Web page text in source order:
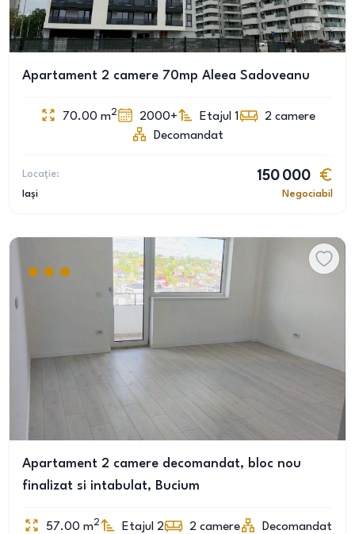
Apartament 2 camere 70mp Aleea Sadoveanu
70.00 m2 2000+ Etajul 1 2 camere
Decomandat
Locație:
Iași
150 000
Negociabil
Apartament 2 camere decomandat, bloc nou
finalizat si intabulat, Bucium
57.00 m2 Etajul 2 2 camere Decomandat